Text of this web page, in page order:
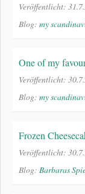
Veröffentlicht:
Blog: my
One of my
Veröffentlicht:
Blog: my
Frozen
Veröffentlicht:
Blog: Barbaras